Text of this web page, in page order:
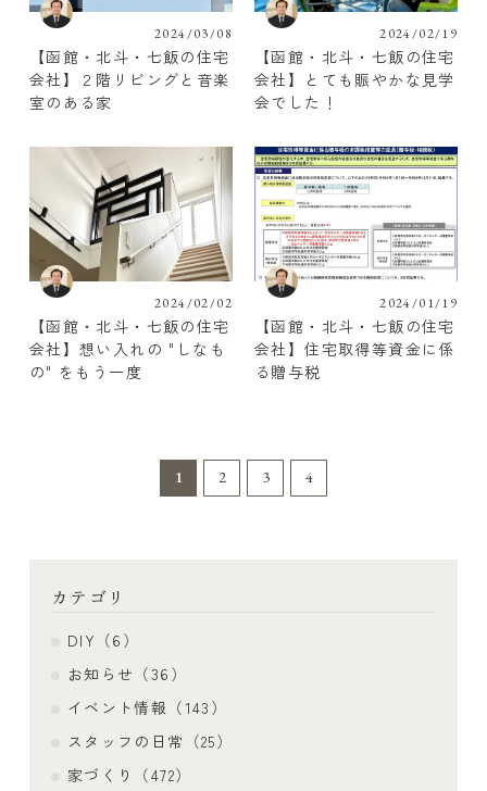
2024/03/08
【函館・北斗・七飯の住宅
会社】２階リビングと音楽
室のある家
2024/02/19
【函館・北斗・七飯の住宅
会社】とても賑やかな見学
会でした！
2024/02/02
【函館・北斗・七飯の住宅
会社】想い入れの "しなも
の" をもう一度
2024/01/19
【函館・北斗・七飯の住宅
会社】住宅取得等資金に係
る贈与税
1 2 3 4
カテゴリ
DIY（6）
お知らせ（36）
イベント情報（143）
スタッフの日常（25）
家づくり（472）